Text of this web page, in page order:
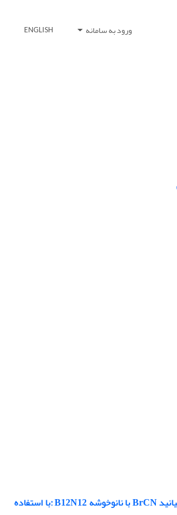
ورود به سامانه ENGLISH
بررسی اثر میدان الکترواستاتیک و یونی هیدروژن(H+) بر روی پارامترهای ساختاری و کوانتومی برهم کنش برموسیانید BrCN با نانوخوشه B12N12 :با استفاده